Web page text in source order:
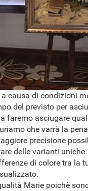
causa di condizioni
del previsto per
faremo asciugare
che varrà la
precisione
delle varianti
di colore tra la
Marie poichè